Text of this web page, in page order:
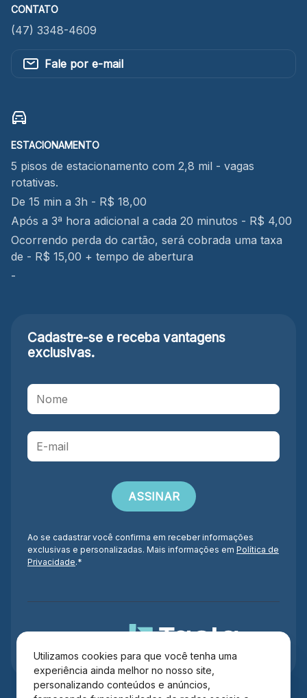
Utilizamos cookies para que você tenha uma
experiência ainda melhor no nosso site,
personalizando conteúdos e anúncios,
CONTATO
(47) 3348-4609
Fale por e-mail
ESTACIONAMENTO
5 pisos de estacionamento com 2,8 mil - vagas
rotativas.
De 15 min a 3h - R$ 18,00
Após a 3ª hora adicional a cada 20 minutos - R$ 4,00
Ocorrendo perda do cartão, será cobrada uma taxa
de - R$ 15,00 + tempo de abertura
-
Cadastre-se e receba vantagens
exclusivas.
Ao se cadastrar você confirma em receber informações
exclusivas e personalizadas. Mais informações em Política de
Privacidade.*